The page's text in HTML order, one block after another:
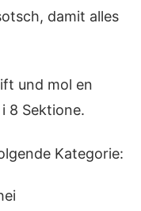
damit alles
und mol en
8 Sektione.
Kategorie: